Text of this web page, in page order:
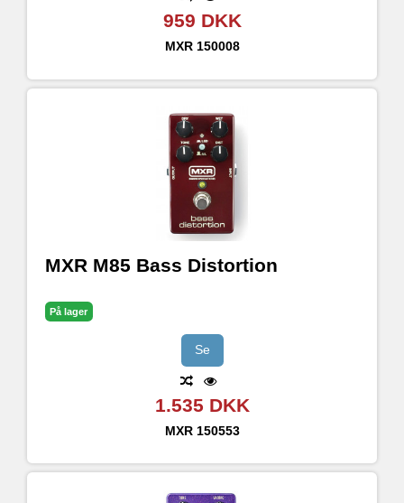
959 DKK
MXR 150008
MXR M85 Bass Distortion
På lager
Se
1.535 DKK
MXR 150553